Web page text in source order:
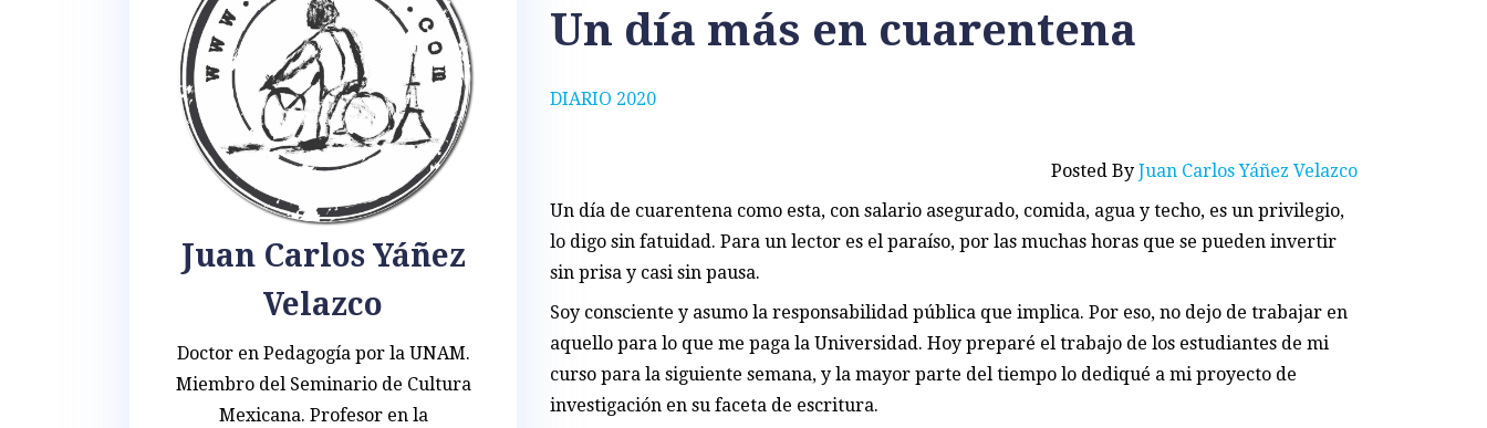
DIARIO 2020
Un día más en cuarentena
Posted By Juan Carlos Yáñez Velazco
Un día de cuarentena como esta, con salario asegurado, comida, agua y techo, es un privilegio,
lo digo sin fatuidad. Para un lector es el paraíso, por las muchas horas que se pueden invertir
sin prisa y casi sin pausa.
Soy consciente y asumo la responsabilidad pública que implica. Por eso, no dejo de trabajar en
aquello para lo que me paga la Universidad. Hoy preparé el trabajo de los estudiantes de mi
curso para la siguiente semana, y la mayor parte del tiempo lo dediqué a mi proyecto de
investigación en su faceta de escritura.
Juan Carlos Yáñez
Velazco
Doctor en Pedagogía por la UNAM.
Miembro del Seminario de Cultura
Mexicana. Profesor en la